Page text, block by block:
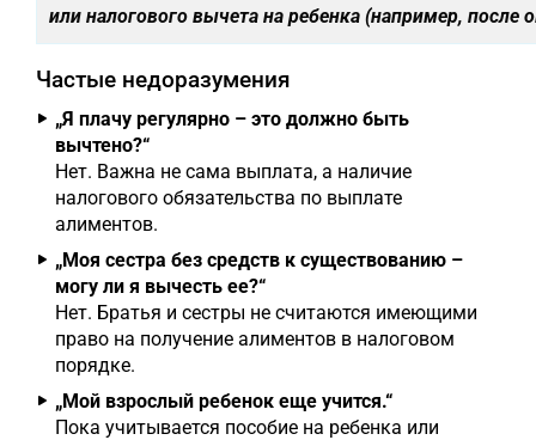
или налогового вычета на ребенка (например, после
Частые недоразумения
„Я плачу регулярно – это должно быть
вычтено?“
Нет. Важна не сама выплата, а наличие
налогового обязательства по выплате
алиментов.
„Моя сестра без средств к существованию –
могу ли я вычесть ее?“
Нет. Братья и сестры не считаются имеющими
право на получение алиментов в налоговом
порядке.
„Мой взрослый ребенок еще учится.“
Пока учитывается пособие на ребенка или